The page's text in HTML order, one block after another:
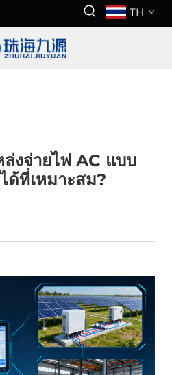
TH
ล่งจ่ายไฟ AC แบบ
ด้ที่เหมาะสม?